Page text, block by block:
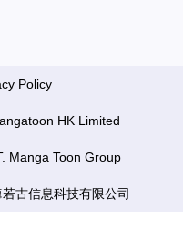
Policy
HK Limited
Manga Toon Group
古信息科技有限公司